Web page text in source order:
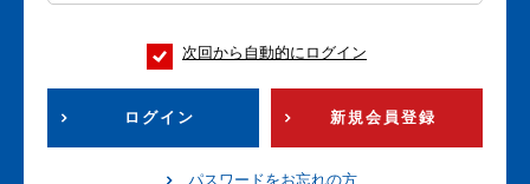
次回から自動的にログイン
ログイン 新規会員登録
パスワードをお忘れの方